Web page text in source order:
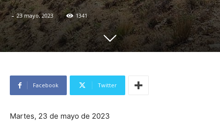
- 23 mayo, 2023 1341
Facebook Twitter
Martes, 23 de mayo de 2023